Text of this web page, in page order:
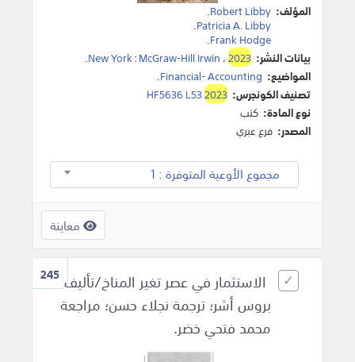
المؤلف: Robert Libby
.
Patricia A. Libby
.
Frank Hodge
.
بيانات النشر:
New York:McGraw-Hill Irwin ،2023
.
المواضيع: Financial- Accounting
.
تصنيف الكونجرس:
HF5636 L532023
نوع المادة: كتب
المصدر: فرع عبري
مجموع الأوعية المتوفرة : 1
معاينة
245 الاستثمار في عصر تغير المناخ/تأليف
بروس أشر؛ ترجمة نجلاء حسن؛ مراجعة
محمد فتحي خضر.